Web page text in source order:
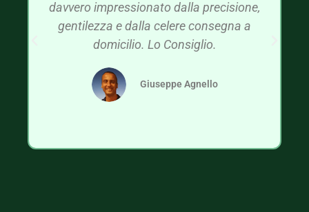
davvero impressionato dalla precisione,
gentilezza e dalla celere consegna a
domicilio. Lo Consiglio.
Giuseppe Agnello